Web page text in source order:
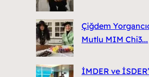
Çiğdem
Mutlu MIM Chi3...
İMDER ve